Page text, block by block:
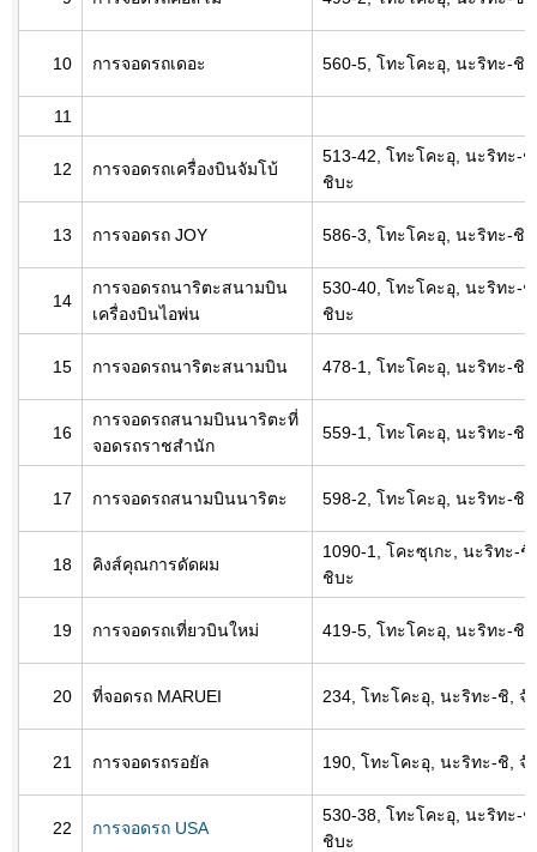
10 การจอดรถเดอะ 560-5, โทะโคะอุ, นะริทะ-ชิ,
11
12 การจอดรถเครื่องบินจัมโบ้
513-42, โทะโคะอุ, นะริทะ-
ชิบะ
13 การจอดรถ JOY 586-3, โทะโคะอุ, นะริทะ-ชิ,
14
การจอดรถนาริตะสนามบิน
เครื่องบินไอพ่น
530-40, โทะโคะอุ, นะริทะ-
ชิบะ
15 การจอดรถนาริตะสนามบิน 478-1, โทะโคะอุ, นะริทะ-ชิ,
16
การจอดรถสนามบินนาริตะที่
จอดรถราชสำนัก
559-1, โทะโคะอุ, นะริทะ-ชิ,
17 การจอดรถสนามบินนาริตะ 598-2, โทะโคะอุ, นะริทะ-ชิ,
18 คิงส์คุณการดัดผม
1090-1, โคะซุเกะ, นะริทะ-ชิ
ชิบะ
19 การจอดรถเที่ยวบินใหม่ 419-5, โทะโคะอุ, นะริทะ-ชิ,
20 ที่จอดรถ MARUEI 234, โทะโคะอุ, นะริทะ-ชิ, จั
21 การจอดรถรอยัล 190, โทะโคะอุ, นะริทะ-ชิ, จั
22 การจอดรถ USA
530-38, โทะโคะอุ, นะริทะ-
ชิบะ